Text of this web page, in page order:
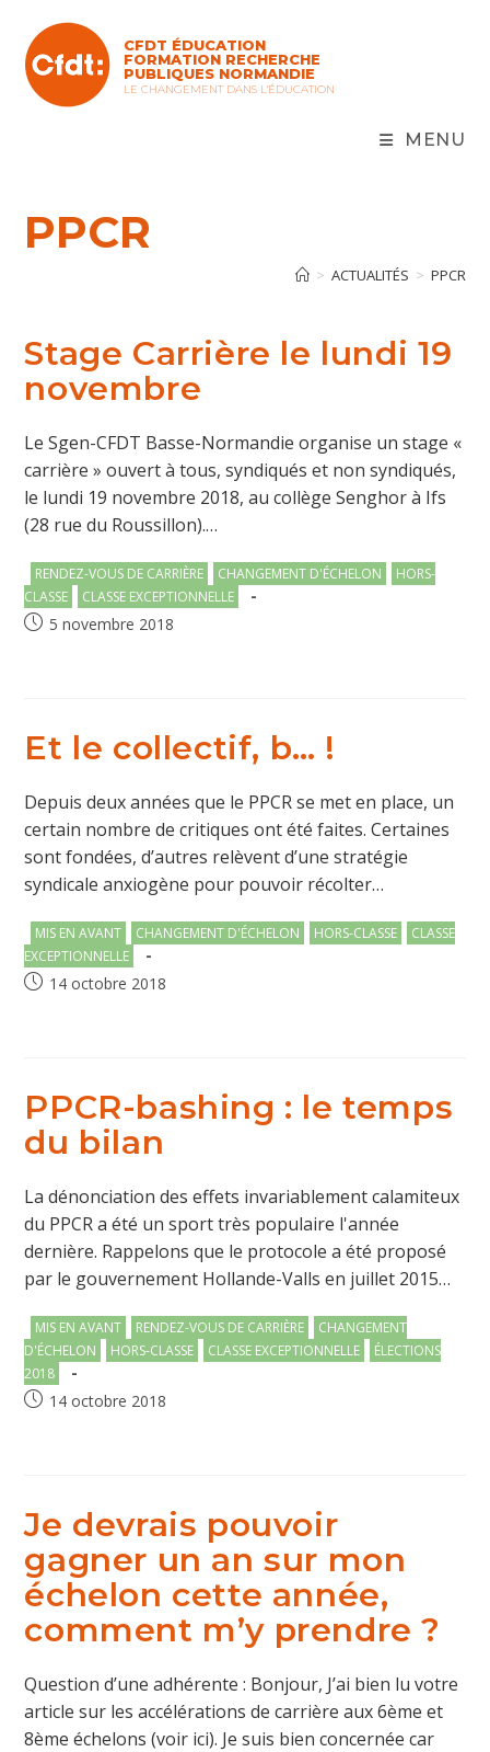
content
CFDT ÉDUCATION
FORMATION RECHERCHE
PUBLIQUES NORMANDIE
LE CHANGEMENT DANS L'ÉDUCATION
MENU
PPCR
> ACTUALITÉS > PPCR
Stage Carrière le lundi 19
novembre
Le Sgen-CFDT Basse-Normandie organise un stage «
carrière » ouvert à tous, syndiqués et non syndiqués,
le lundi 19 novembre 2018, au collège Senghor à Ifs
(28 rue du Roussillon).…
Post
category:
RENDEZ-VOUS DE CARRIÈRE CHANGEMENT D'ÉCHELON
HORS-
CLASSE
CLASSE EXCEPTIONNELLE
Publication
5 novembre 2018
Et le collectif, b… !
Depuis deux années que le PPCR se met en place, un
certain nombre de critiques ont été faites. Certaines
sont fondées, d’autres relèvent d’une stratégie
syndicale anxiogène pour pouvoir récolter…
Post
category:
MIS EN AVANT CHANGEMENT D'ÉCHELON HORS-CLASSE
CLASSE
EXCEPTIONNELLE
Publication
14 octobre 2018
PPCR-bashing : le temps
du bilan
La dénonciation des effets invariablement calamiteux
du PPCR a été un sport très populaire l'année
dernière. Rappelons que le protocole a été proposé
par le gouvernement Hollande-Valls en juillet 2015…
Post
category:
MIS EN AVANT RENDEZ-VOUS DE CARRIÈRE
CHANGEMENT
D'ÉCHELON
HORS-CLASSE CLASSE EXCEPTIONNELLE
ÉLECTIONS
2018
Publication
14 octobre 2018
Je devrais pouvoir
gagner un an sur mon
échelon cette année,
comment m’y prendre ?
Question d’une adhérente : Bonjour, J’ai bien lu votre
article sur les accélérations de carrière aux 6ème et
8ème échelons (voir ici). Je suis bien concernée car